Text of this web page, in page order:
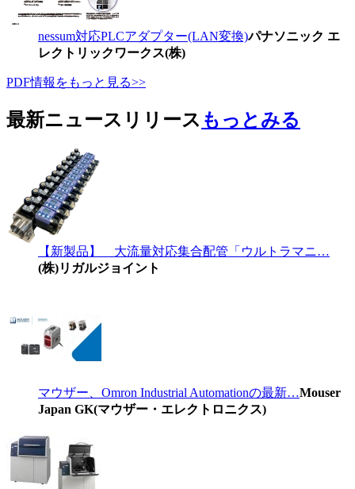
nessum対応PLCアダプター(LAN変換)パナソニック エ
レクトリックワークス(株)
PDF情報をもっと見る>>
最新ニュースリリース もっとみる
【新製品】 大流量対応集合配管「ウルトラマニ…
(株)リガルジョイント
マウザー、Omron Industrial Automationの最新…Mouser
Japan GK(マウザー・エレクトロニクス)